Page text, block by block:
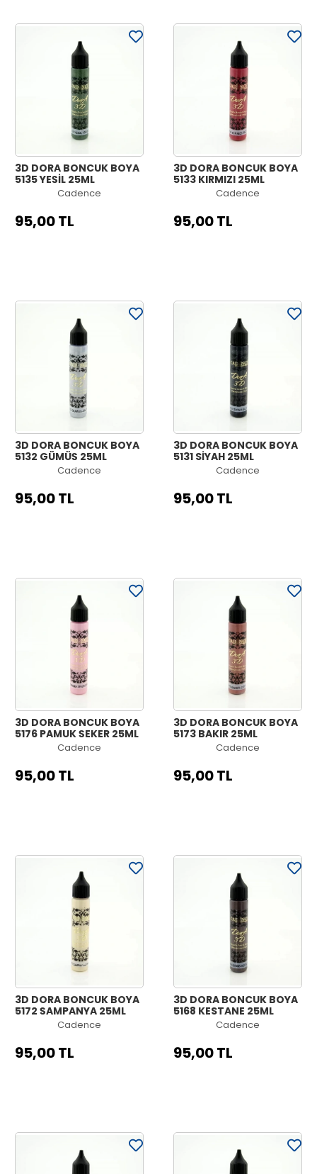
3D DORA BONCUK BOYA
5135 YEŞİL 25ML
Cadence
95,00 TL
3D DORA BONCUK BOYA
5133 KIRMIZI 25ML
Cadence
95,00 TL
3D DORA BONCUK BOYA
5132 GÜMÜŞ 25ML
Cadence
95,00 TL
3D DORA BONCUK BOYA
5131 SİYAH 25ML
Cadence
95,00 TL
3D DORA BONCUK BOYA
5176 PAMUK ŞEKER 25ML
Cadence
95,00 TL
3D DORA BONCUK BOYA
5173 BAKIR 25ML
Cadence
95,00 TL
3D DORA BONCUK BOYA
5172 ŞAMPANYA 25ML
Cadence
95,00 TL
3D DORA BONCUK BOYA
5168 KESTANE 25ML
Cadence
95,00 TL